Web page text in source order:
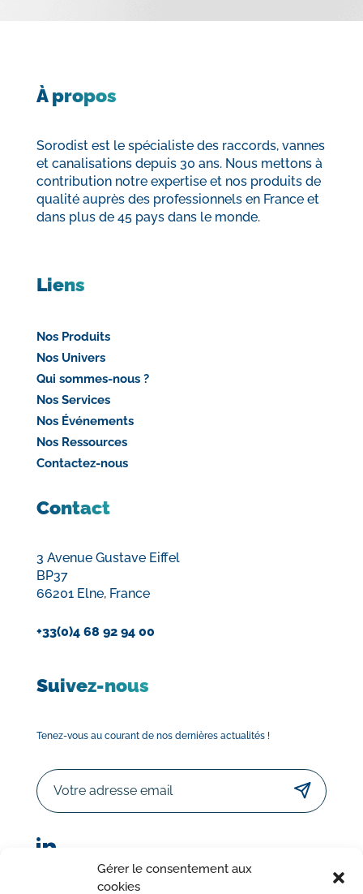
Gérer le consentement aux
cookies
À propos
Sorodist est le spécialiste des raccords, vannes
et canalisations depuis 30 ans. Nous mettons à
contribution notre expertise et nos produits de
qualité auprès des professionnels en France et
dans plus de 45 pays dans le monde.
Liens
Nos Produits
Nos Univers
Qui sommes-nous ?
Nos Services
Nos Événements
Nos Ressources
Contactez-nous
Contact
3 Avenue Gustave Eiffel
BP37
66201 Elne, France
+33(0)4 68 92 94 00
Suivez-nous
Tenez-vous au courant de nos dernières actualités !
Email